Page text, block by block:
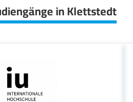
in Klettstedt